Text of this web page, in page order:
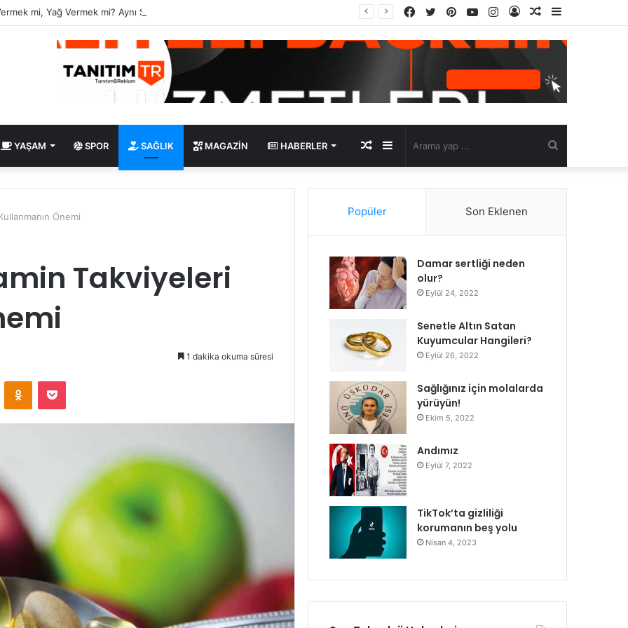
mi, Yağ Vermek mi? Aynı Şey Sanıyoruz Ama Değil!
Kenar
Rastgele
Kayıt
Instagram
YouTube
Pinterest
Twitter
Facebook
YAŞAM SPOR SAĞLIK MAGAZIN HABERLER
yap
Kenar
Bölmesi
Rastgele
Makale
Önemi
Takviyeleri
1 dakika okuma süresi
Odnoklassniki
Pocket
Popüler Son Eklenen
Damar sertliği neden
olur?
Eylül 24, 2022
Senetle Altın Satan
Kuyumcular Hangileri?
Eylül 26, 2022
Sağlığınız için molalarda
yürüyün!
Ekim 5, 2022
Andımız
Eylül 7, 2022
TikTok’ta gizliliği
korumanın beş yolu
Nisan 4, 2023